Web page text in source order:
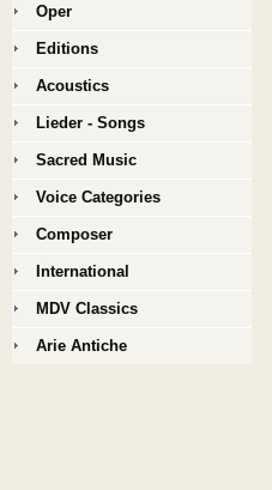
Oper
Editions
Acoustics
Lieder - Songs
Sacred Music
Voice Categories
Composer
International
MDV Classics
Arie Antiche